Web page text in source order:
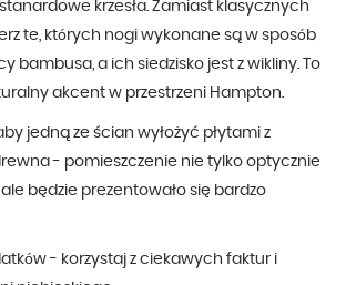
krzesła. Zamiast klasycznych
te, których nogi wykonane są w sposób
bambusa, a ich siedzisko jest z wikliny. To
akcent w przestrzeni Hampton.
jedną ze ścian wyłożyć płytami z
- pomieszczenie nie tylko optycznie
będzie prezentowało się bardzo
- korzystaj z ciekawych faktur i